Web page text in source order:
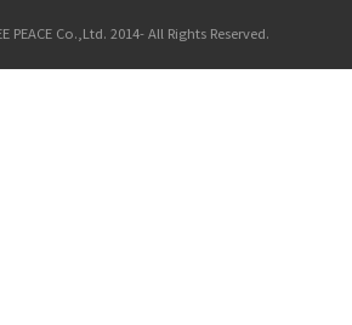
PEACE Co.,Ltd. 2014- All Rights Reserved.